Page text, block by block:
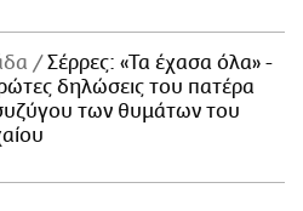
Σέρρες: «Τα έχασα όλα» -
δηλώσεις του πατέρα
των θυμάτων του